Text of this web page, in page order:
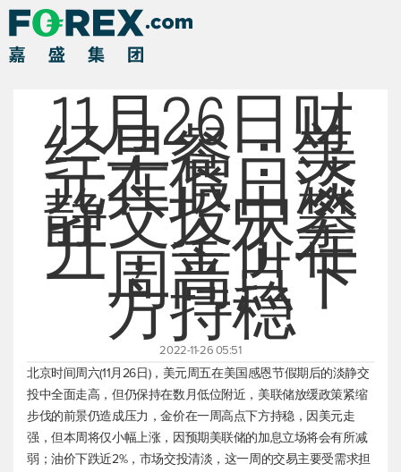
11月26日财
经早餐：美
元在假日淡
静交投中攀
升，金价在
一周高点下
方持稳
2022-11-26 05:51
北京时间周六(11月26日)，美元周五在美国感恩节假期后的淡静交
投中全面走高，但仍保持在数月低位附近，美联储放缓政策紧缩
步伐的前景仍造成压力，金价在一周高点下方持稳，因美元走
强，但本周将仅小幅上涨，因预期美联储的加息立场将会有所减
弱；油价下跌近2%，市场交投清淡，这一周的交易主要受需求担